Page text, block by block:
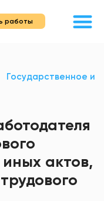
работы
Государственное и
актов,